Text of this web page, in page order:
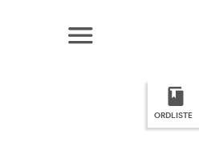
ORDLISTE